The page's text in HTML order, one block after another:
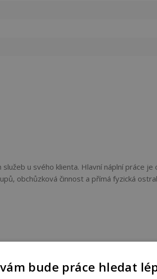
u svého klienta. Hlavní náplní práce je
obchůzková činnost a přímá fyzická
bude práce hledat